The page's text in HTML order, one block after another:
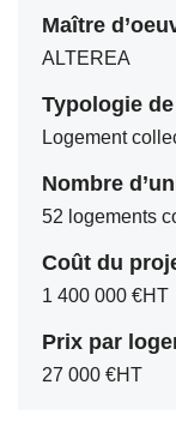
Maître
ALTEREA
Typologie
Logement
Nombre
52 logements
Coût du
1 400 000 €HT
Prix par
27 000 €HT